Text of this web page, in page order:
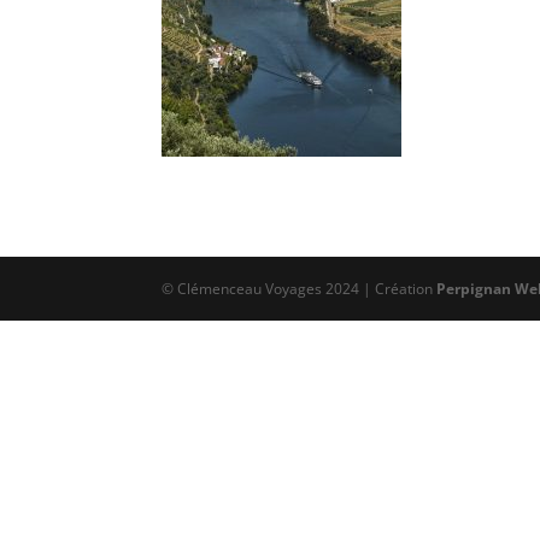
© Clémenceau Voyages 2024 | Création Perpignan